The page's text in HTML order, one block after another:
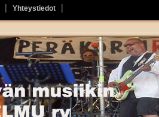
Yhteystiedot